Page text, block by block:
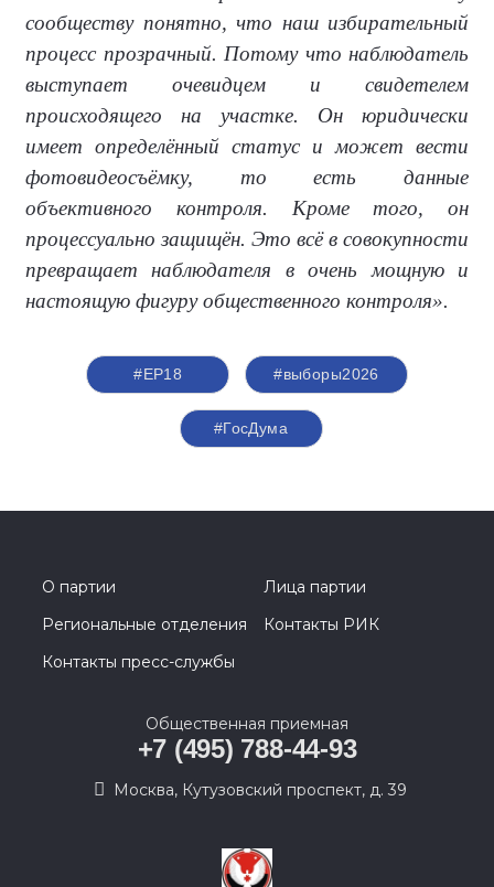
сообществу понятно, что наш избирательный
процесс прозрачный. Потому что наблюдатель
выступает очевидцем и свидетелем
происходящего на участке. Он юридически
имеет определённый статус и может вести
фотовидеосъёмку, то есть данные
объективного контроля. Кроме того, он
процессуально защищён. Это всё в совокупности
превращает наблюдателя в очень мощную и
настоящую фигуру общественного контроля».
#ЕР18 #выборы2026
#ГосДума
О партии
Лица партии
Региональные отделения
Контакты РИК
Контакты пресс-службы
Общественная приемная
+7 (495) 788-44-93
Москва, Кутузовский проспект, д. 39